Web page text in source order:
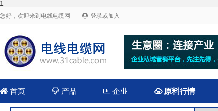
1
您好，欢迎来到电线电缆网！  登录或加入
 首页 产品  企业 原料行情